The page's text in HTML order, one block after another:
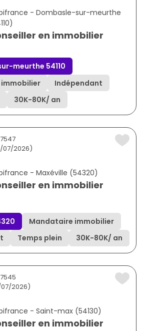
- Dombasle-sur-meurthe
en immobilier
meurthe 54110
Indépendant
30K-80K/ an
07/2026)
- Maxéville (54320)
en immobilier
Mandataire immobilier
Temps plein 30K-80K/ an
07/2026)
- Saint-max (54130)
en immobilier